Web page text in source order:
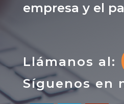
empresa y el
Llámanos al:
Síguenos en